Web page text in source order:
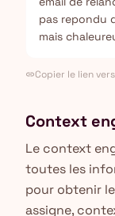
pas repondu
mais
linkCopier le lien
Context
Le context
toutes les
pour obtenir
assigne,